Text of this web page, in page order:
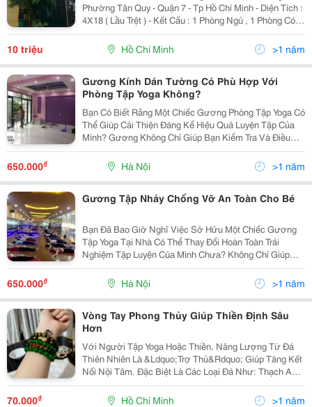
Phường Tân Quy - Quận 7 - Tp Hồ Chí Minh - Diện Tích :
4X18 ( Lầu Trệt ) - Kết Cấu : 1 Phòng Ngủ , 1 Phòng Có
Thể Tập Yoga , Gym, Học Kinh Doanh - Đoạn Đường Nối
Nhau Giữa Lâm Văn Bền Và Mai Văn...
10 triệu Hồ Chí Minh >1 năm
Gương Kính Dán Tường Có Phù Hợp Với
Phòng Tập Yoga Không?
Bạn Có Biết Rằng Một Chiếc Gương Phòng Tập Yoga Có
Thể Giúp Cải Thiện Đáng Kể Hiệu Quả Luyện Tập Của
Mình? Gương Không Chỉ Giúp Bạn Kiểm Tra Và Điều
Chỉnh Tư Thế Mà Còn Tạo Động Lực Để Bạn Tập Trung
Hơn Vào Các Động Tác. Đặc Biệt, Khi Tập Yoga Tại...
650.000₫ Hà Nội >1 năm
Gương Tập Nhảy Chống Vỡ An Toàn Cho Bé
Bạn Đã Bao Giờ Nghĩ Việc Sở Hữu Một Chiếc Gương
Tập Yoga Tại Nhà Có Thể Thay Đổi Hoàn Toàn Trải
Nghiệm Tập Luyện Của Mình Chưa? Không Chỉ Giúp
Bạn Quan Sát Và Điều Chỉnh Từng Động Tác Một Cách
Chính Xác, Gương Còn Tạo Cảm Giác Như Bạn Đang
Tập Luyện...
650.000₫ Hà Nội >1 năm
Vòng Tay Phong Thủy Giúp Thiền Định Sâu
Hơn
Với Người Tập Yoga Hoặc Thiền, Năng Lượng Từ Đá
Thiên Nhiên Là &Ldquo;Trợ Thủ&Rdquo; Giúp Tăng Kết
Nối Nội Tâm. Đặc Biệt Là Các Loại Đá Như: Thạch Anh
Trắng, Đá Selenite, Đá Mắt Hổ&Hellip; Đeo Vòng Khi
Ngồi Thiền Giúp Bạn Dễ Đạt Trạng Thái Tỉnh...
70.000₫ Hồ Chí Minh >1 năm